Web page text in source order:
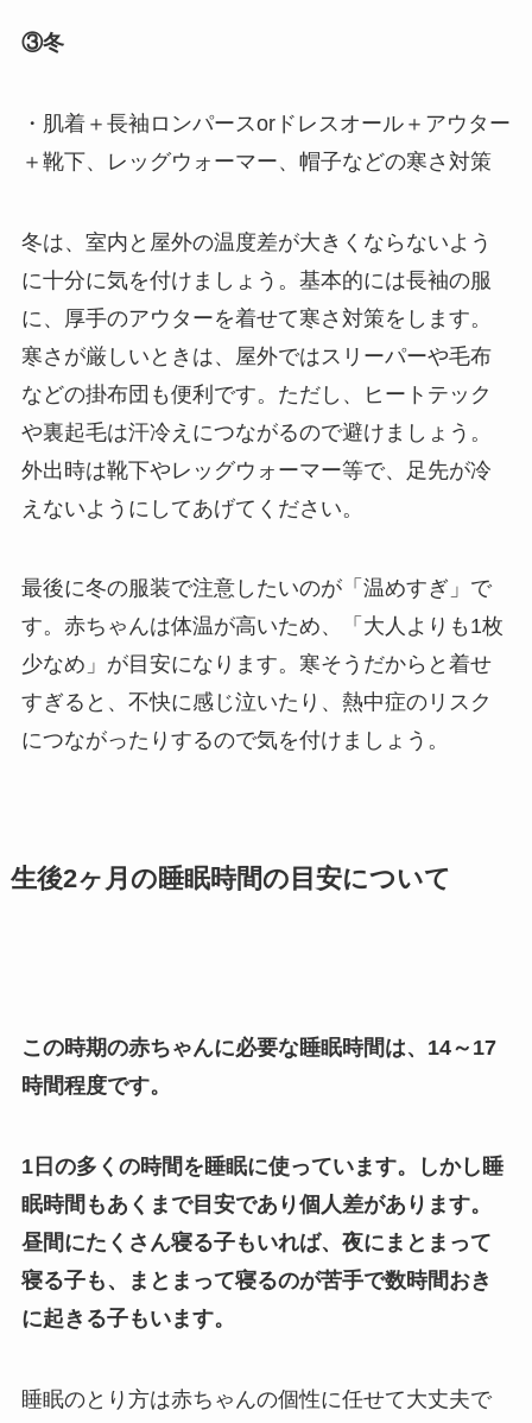
③冬
・肌着＋長袖ロンパースorドレスオール＋アウター
＋靴下、レッグウォーマー、帽子などの寒さ対策
冬は、室内と屋外の温度差が大きくならないよう
に十分に気を付けましょう。基本的には長袖の服
に、厚手のアウターを着せて寒さ対策をします。
寒さが厳しいときは、屋外ではスリーパーや毛布
などの掛布団も便利です。ただし、ヒートテック
や裏起毛は汗冷えにつながるので避けましょう。
外出時は靴下やレッグウォーマー等で、足先が冷
えないようにしてあげてください。
最後に冬の服装で注意したいのが「温めすぎ」で
す。赤ちゃんは体温が高いため、「大人よりも1枚
少なめ」が目安になります。寒そうだからと着せ
すぎると、不快に感じ泣いたり、熱中症のリスク
につながったりするので気を付けましょう。
生後2ヶ月の睡眠時間の目安について
この時期の赤ちゃんに必要な睡眠時間は、14～17
時間程度です。
1日の多くの時間を睡眠に使っています。しかし睡
眠時間もあくまで目安であり個人差があります。
昼間にたくさん寝る子もいれば、夜にまとまって
寝る子も、まとまって寝るのが苦手で数時間おき
に起きる子もいます。
睡眠のとり方は赤ちゃんの個性に任せて大丈夫で